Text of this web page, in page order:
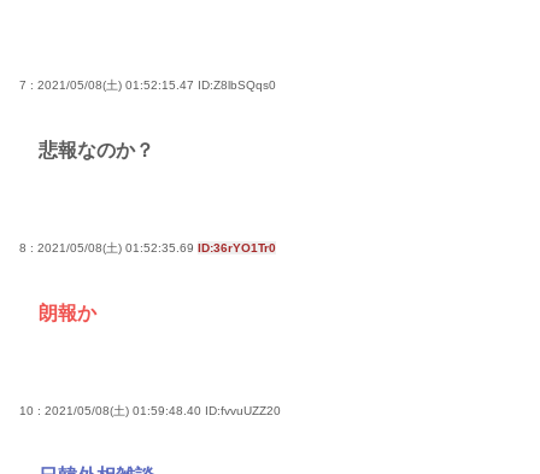
7 : 2021/05/08(土) 01:52:15.47 ID:Z8lbSQqs0
悲報なのか？
8 : 2021/05/08(土) 01:52:35.69 ID:36rYO1Tr0
朗報か
10 : 2021/05/08(土) 01:59:48.40 ID:fvvuUZZ20